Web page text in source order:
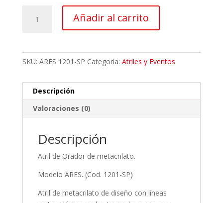
Añadir al carrito
SKU: ARES 1201-SP Categoría: Atriles y Eventos
Descripción
Valoraciones (0)
Descripción
Atril de Orador de metacrilato.
Modelo ARES. (Cod. 1201-SP)
Atril de metacrilato de diseño con líneas